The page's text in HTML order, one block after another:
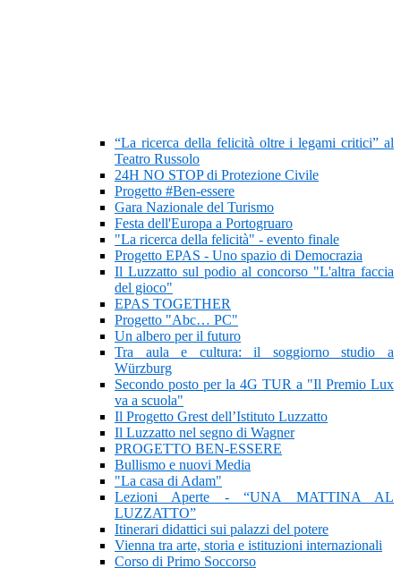
“La ricerca della felicità oltre i legami critici” al
Teatro Russolo
24H NO STOP di Protezione Civile
Progetto #Ben-essere
Gara Nazionale del Turismo
Festa dell'Europa a Portogruaro
"La ricerca della felicità" - evento finale
Progetto EPAS - Uno spazio di Democrazia
Il Luzzatto sul podio al concorso "L'altra faccia
del gioco"
EPAS TOGETHER
Progetto "Abc… PC"
Un albero per il futuro
Tra aula e cultura: il soggiorno studio a
Würzburg
Secondo posto per la 4G TUR a "Il Premio Lux
va a scuola"
Il Progetto Grest dell’Istituto Luzzatto
Il Luzzatto nel segno di Wagner
PROGETTO BEN-ESSERE
Bullismo e nuovi Media
"La casa di Adam"
Lezioni Aperte - “UNA MATTINA AL
LUZZATTO”
Itinerari didattici sui palazzi del potere
Vienna tra arte, storia e istituzioni internazionali
Corso di Primo Soccorso